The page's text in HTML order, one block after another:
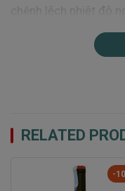
chênh lệch nhiệt độ
tưởng giúp nho phát
RELATED
-